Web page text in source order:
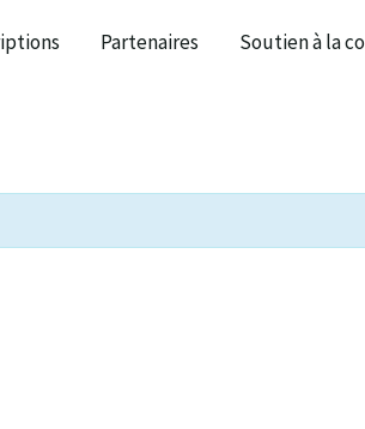
Partenaires Soutien à la